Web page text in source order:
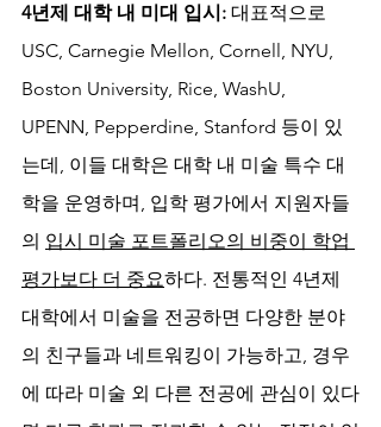
4년제 대학 내 미대 입시: 대표적으로
USC, Carnegie Mellon, Cornell, NYU,
Boston University, Rice, WashU,
UPENN, Pepperdine, Stanford 등이 있
는데, 이들 대학은 대학 내 미술 특수 대
학을 운영하며, 입학 평가에서 지원자들
의 입시 미술 포트폴리오의 비중이 학업
평가보다 더 중요하다. 전통적인 4년제
대학에서 미술을 전공하면 다양한 분야
의 친구들과 네트워킹이 가능하고, 경우
에 따라 미술 외 다른 전공에 관심이 있다